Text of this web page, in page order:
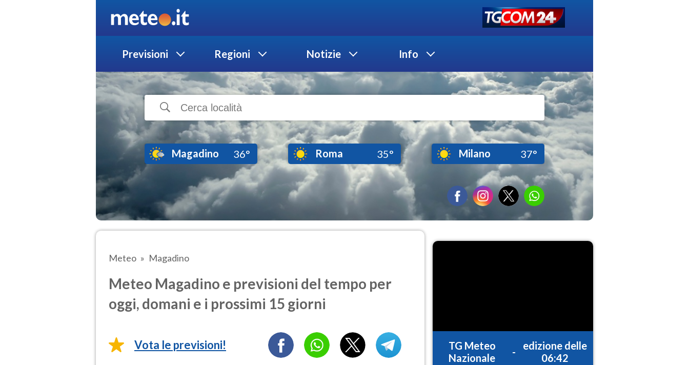
Previsioni Regioni Notizie Info
Magadino 36° Roma 35° Milano 37°
Meteo Magadino
Meteo Magadino e previsioni del tempo per
oggi, domani e i prossimi 15 giorni
Vota le previsioni!
TG Meteo
Nazionale
-
edizione delle
06:42